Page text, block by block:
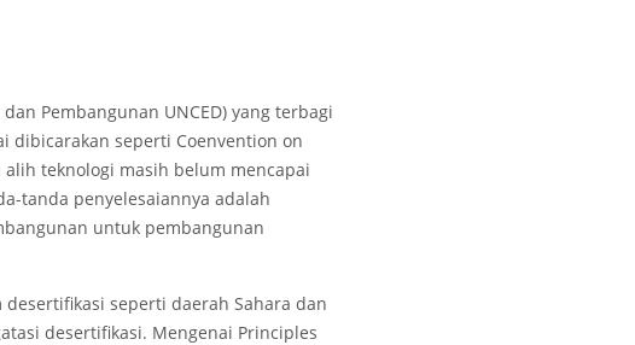
Pembangunan UNCED) yang terbagi
dibicarakan seperti Coenvention on
teknologi masih belum mencapai
tanda penyelesaiannya adalah
untuk pembangunan
seperti daerah Sahara dan
desertifikasi. Mengenai Principles